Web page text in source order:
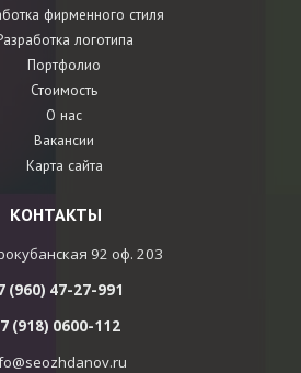
фирменного стиля
логотипа
Портфолио
Стоимость
О нас
Вакансии
Карта сайта
КОНТАКТЫ
92 оф. 203
(960) 47-27-991
(918) 0600-112